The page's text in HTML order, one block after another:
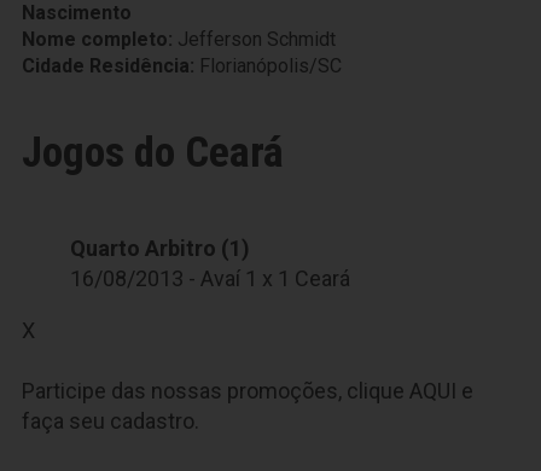
Nascimento
Nome completo: Jefferson Schmidt
Cidade Residência: Florianópolis/SC
Jogos do Ceará
Quarto Arbitro (1)
16/08/2013 - Avaí 1 x 1 Ceará
X
Participe das nossas promoções, clique AQUI e
faça seu cadastro.